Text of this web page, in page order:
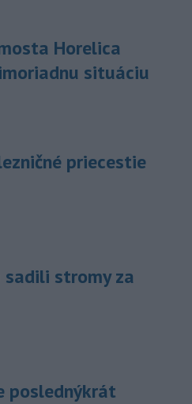
Horelica
situáciu
priecestie
sadili stromy za
poslednýkrát